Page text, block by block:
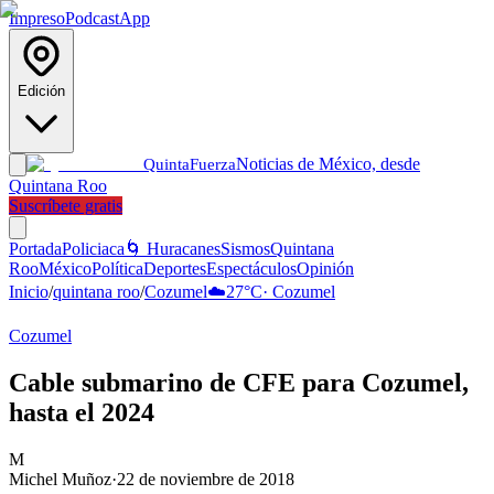
ImpresoPodcastApp
Edición
QuintaFuerzaNoticias de México, desde
Quintana Roo
Suscríbete gratis
PortadaPoliciaca 🌀 HuracanesSismosQuintana
RooMéxicoPolíticaDeportesEspectáculosOpinión
Inicio/quintana roo/Cozumel☁️27°C· Cozumel
Cozumel
Cable submarino de CFE para Cozumel,
hasta el 2024
M
Michel Muñoz·22 de noviembre de 2018